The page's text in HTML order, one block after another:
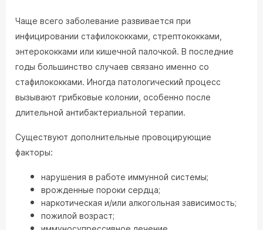
Чаще всего заболевание развивается при
инфицировании стафилококками, стрептококками,
энтерококками или кишечной палочкой. В последние
годы большинство случаев связано именно со
стафилококками. Иногда патологический процесс
вызывают грибковые колонии, особенно после
длительной антибактериальной терапии.
Существуют дополнительные провоцирующие
факторы:
нарушения в работе иммунной системы;
врожденные пороки сердца;
наркотическая и/или алкогольная зависимость;
пожилой возраст;